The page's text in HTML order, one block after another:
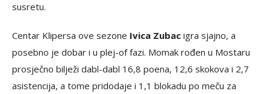
susretu.
Centar Klipersa ove sezone Ivica Zubac igra sjajno, a
posebno je dobar i u plej-of fazi. Momak rođen u Mostaru
prosječno bilježi dabl-dabl 16,8 poena, 12,6 skokova i 2,7
asistencija, a tome pridodaje i 1,1 blokadu po meču za